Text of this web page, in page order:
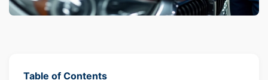
Table of Contents